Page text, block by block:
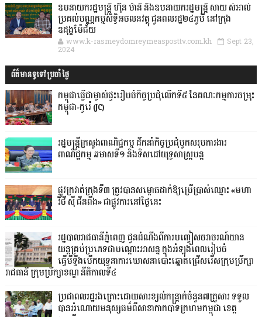
ឧបនាយករដ្ឋមន្ដ្រី ហ៊ុន ម៉ានី និងឧបនាយករដ្ឋមន្ដ្រី សាយ សំអាល់
ប្រគល់បណ្ណកម្មសិទ្ធិអចលនវត្ថុ ជូនពលរដ្ឋ២៤ភូមិ នៅក្រុង
ឧដុង្គម៉ែជ័យ
www.k-rasmeydomreymeasposttv.com.kh Sept 23,
2024
ព័ត៌មានទូទៅប្រចាំថ្ងៃ
កម្ពុជាធ្វើជាម្ចាស់ផ្ទះរៀបចំកិច្ចប្រជុំលើកទី៥ នៃគណៈកម្មការចម្រុះ
កម្ពុជា-កូរ៉េ (JC)
រដ្ឋមន្ត្រីក្រសួងពាណិជ្ជកម្ម ដឹកនាំកិច្ចប្រជុំបូកសរុបការងារ
ពាណិជ្ជកម្ម ឆមាសទី១ និងទិសដៅយុទ្ធសាស្រ្តបន្ត
ផ្លូវក្រវាត់ក្រុងទី៣ ត្រូវបានសម្ពោធដាក់ឱ្យប្រើប្រាស់ឈ្មោះ «មហា
វិថី ស៊ី ជីនពីង» ជាផ្លូវការនៅថ្ងៃនេះ
រដ្ឋបាលរាជធានីភ្នំពេញ ជូនដំណឹងពីការបញ្ចៀសចរាចរណ៍យាន
យន្តគ្រប់ប្រភេទជាបណ្តោះអាសន្ន ក្នុងអំឡុងពេលរៀបចំ
ធ្វើមីទ្ទីងបើកយុទ្ធនាការឃោសនាបោះឆ្នោតជ្រើសរើសក្រុមប្រឹក្សា
រាជធានី ក្រុមប្រឹក្សាខណ្ឌ នីតិកាលទី៤
ប្រជាពលរដ្ឋរងគ្រោះដោយសារខ្យល់កន្ត្រាក់ចំនួន៧គ្រួសារ ទទួល
បានអំណោយមនុស្សធម៌ពីសាខាកាកបាទក្រហមកម្ពុជា ខេត្ត